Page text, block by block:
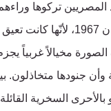
المصريين تركوها
حرب يونيو/حزيران 1967،
مخيالاً غربياً
وأن جنودها متخاذلون.
بالأحرى السخرية